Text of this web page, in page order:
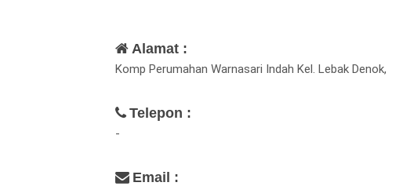
Alamat :
Komp Perumahan Warnasari Indah Kel. Lebak Denok,
Telepon :
-
Email :